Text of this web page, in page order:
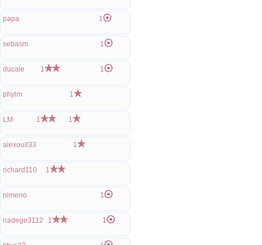
papa 1
sebasm 1
ducale 1 1
phylm 1
LM 1 1
alexouil33 1
richard110 1
nimeno 1
nadege3112 1 1